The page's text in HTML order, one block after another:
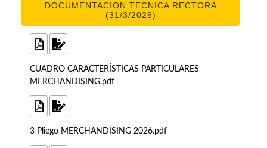
DOCUMENTACION TECNICA RECTORA
(31/3/2026)
CUADRO CARACTERÍSTICAS PARTICULARES
MERCHANDISING.pdf
3 Pliego MERCHANDISING 2026.pdf